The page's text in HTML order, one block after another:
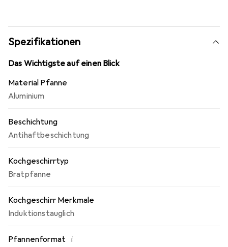
Spezifikationen
Das Wichtigste auf einen Blick
Material Pfanne
Aluminium
Beschichtung
Antihaftbeschichtung
Kochgeschirrtyp
Bratpfanne
Kochgeschirr Merkmale
Induktionstauglich
Pfannenformat i